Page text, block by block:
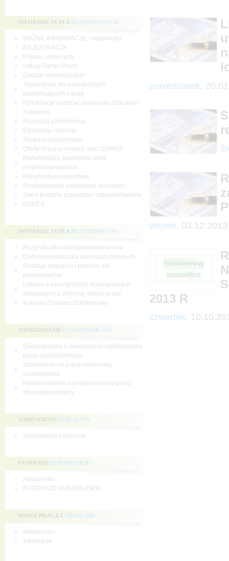
INFORMACJA DLA BEZROBOTNYCH
WAŻNE INFORMACJE -aktualności
REJESTRACJA
Prawa i obowiązki
Usługi Rynku Pracy
Dodatki aktywizacyjne
Stypendium dla bezrobotnych
podejmujących naukę
Refundacje kosztów opieki nad dzieckiem
Szkolenia
Pożyczka szkoleniowa
Egzaminy i licencje
Studia podyplomowe
Oferty Pracy w ramach sieci EURES
Rehabilitacja zawodowa osób
niepełnosprawnych
Poradnictwo zawodowe
Przygotowanie zawodowe dorosłych
Zwrot kosztów przejazdu i zakwaterowania
EURES
INFORMACJA DLA PRACODAWCÓW
Pożyczka dla mikroprzedsiębiorców
Dofinansowania dla samozatrudnionych
Rodzaje wsparcia i pomocy dla
pracodawców
Ustawa o szczególnych rozwiązaniach
związanych z ochroną miejsc pracy
Krajowy Fundusz Szkoleniowy
ZATRUDNIANIE CUDZOZIEMCÓW
Oświadczenia o powierzeniu wykonywania
pracy cudzoziemcowi
Zezwolenie na pracę sezonową
cudzoziemca
Powiadomienie o podjęciu pracy przez
obywatela Ukrainy
ZAMÓWIENIA PUBLICZNE
Zamówienia publiczne
FUNDUSZE EUROPEJSKIE
Aktualności
FUNDUSZE EUROPEJSKIE
WSPÓŁPRACA Z NIEMCAMI
Aktualności
Informacje
poniedziałek,
wtorek,
2013 R
czwartek,